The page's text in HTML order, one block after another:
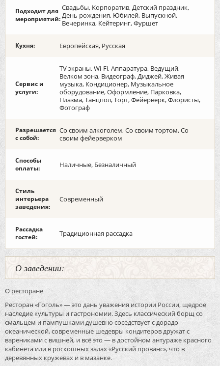
Подходит для
мероприятий:
Свадьбы, Корпоратив, Детский праздник,
День рождения, Юбилей, Выпускной,
Вечеринка, Кейтеринг, Фуршет
Кухня: Европейская, Русская
Сервис и
услуги:
TV экраны, Wi-Fi, Аппаратура, Ведущий,
Велком зона, Видеограф, Диджей, Живая
музыка, Кондиционер, Музыкальное
оборудование, Оформление, Парковка,
Плазма, Танцпол, Торт, Фейерверк, Флористы,
Фотограф
Разрешается
с собой:
Со своим алкоголем, Со своим тортом, Со
своим фейерверком
Способы
оплаты:
Наличные, Безналичный
Стиль
интерьера
заведения:
Современный
Рассадка
гостей:
Традиционная рассадка
О заведении:
О ресторане
Ресторан «Гоголь» — это дань уважения истории России, щедрое
наследие культуры и гастрономии. Здесь классический борщ со
смальцем и пампушками душевно соседствует с дорадо
океанической, современные шедевры кондитеров дружат с
варениками с вишней, и всё это — в достойном антураже красного
кабинета или в роскошных залах «Русский прованс», что в
деревянных кружевах и в мазанке.